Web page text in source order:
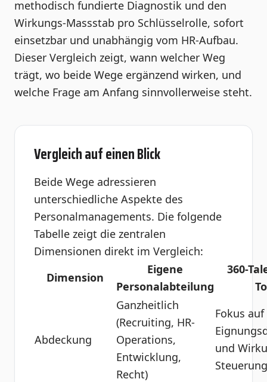
methodisch fundierte Diagnostik und den
Wirkungs-Massstab pro Schlüsselrolle, sofort
einsetzbar und unabhängig vom HR-Aufbau.
Dieser Vergleich zeigt, wann welcher Weg
trägt, wo beide Wege ergänzend wirken, und
welche Frage am Anfang sinnvollerweise steht.
Vergleich auf einen Blick
Beide Wege adressieren
unterschiedliche Aspekte des
Personalmanagements. Die folgende
Tabelle zeigt die zentralen
Dimensionen direkt im Vergleich:
Dimension
Eigene
Personalabteilung
360-
Abdeckung
Ganzheitlich
(Recruiting, HR-
Operations,
Entwicklung,
Recht)
Fokus auf
und
Steuerung